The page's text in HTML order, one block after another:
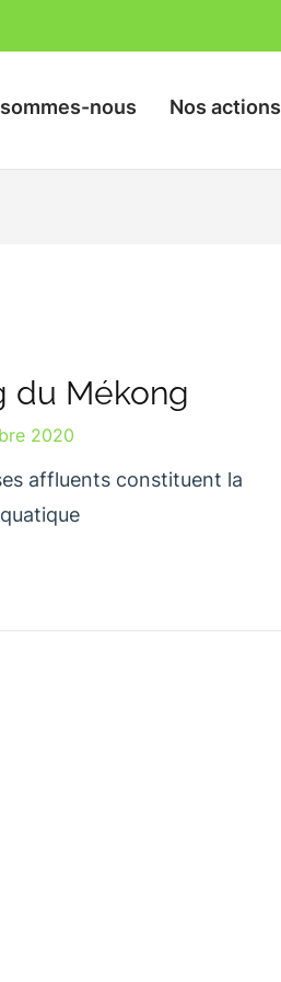
Rizières
nous Nos actions
du Mékong
2020
affluents constituent la